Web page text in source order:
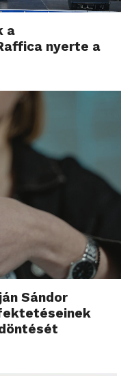
a
nyerte a
Sándor